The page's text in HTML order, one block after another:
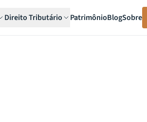
Direito Tributário PatrimônioBlogSobre